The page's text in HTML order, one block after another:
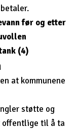
før og etter
(4)
at kommunene
støtte og
offentlige til å ta